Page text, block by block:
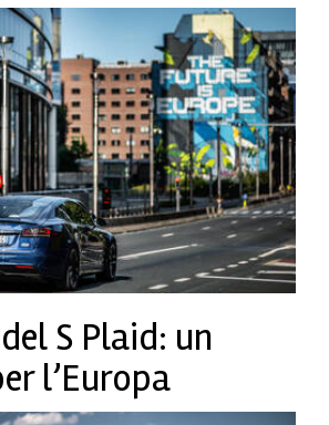
S Plaid: un
l’Europa